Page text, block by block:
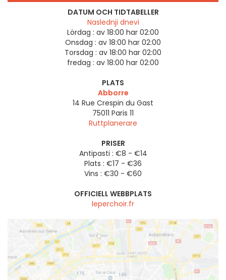
DATUM OCH TIDTABELLER
Naslednji dnevi
Lördag : av 18:00 har 02:00
Onsdag : av 18:00 har 02:00
Torsdag : av 18:00 har 02:00
fredag : av 18:00 har 02:00
PLATS
Abborre
14 Rue Crespin du Gast
75011 Paris 11
Ruttplanerare
PRISER
Antipasti : €8 - €14
Plats : €17 - €36
Vins : €30 - €60
OFFICIELL WEBBPLATS
leperchoir.fr